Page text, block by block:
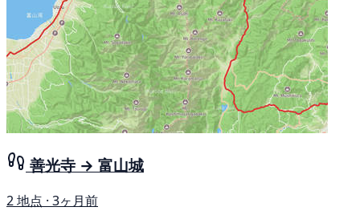
善光寺 → 富山城
2 地点 · 3ヶ月前